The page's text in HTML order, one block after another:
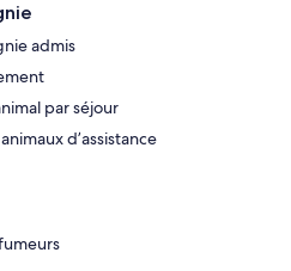
admis
par séjour
d’assistance